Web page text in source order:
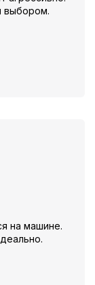
выбором.
на машине.